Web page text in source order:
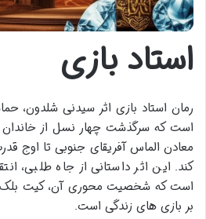
استاد بازی
رمان استاد بازی اثر سیدنی شلدون،
است که سرگذشت چهار نسل از
معادن الماس آفریقای جنوبی تا اوج
کند. این اثر داستانی از جاه طلبی،
است که شخصیت محوری آن، کیت بلک
بر بازی های زندگی است.